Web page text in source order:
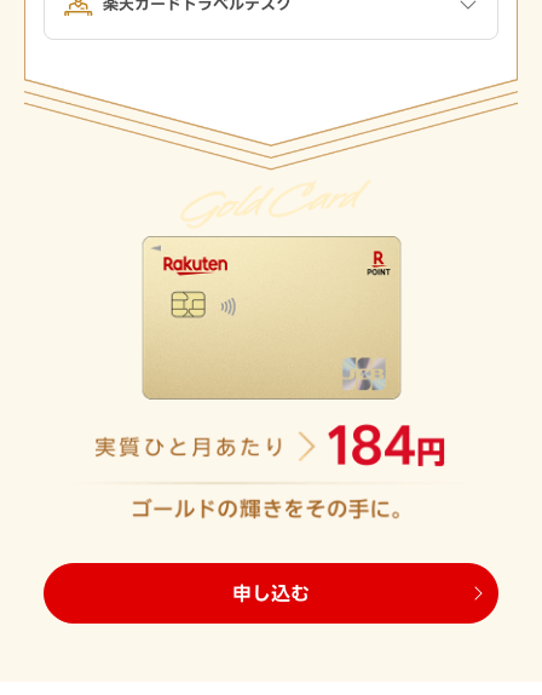
楽天カードトラベルデスク
申し込む